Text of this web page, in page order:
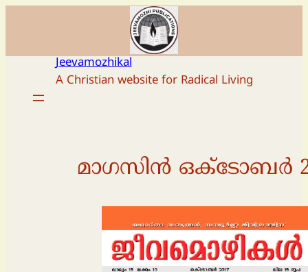
Jeevamozhikal
A Christian website for Radical Living
മാഗസിന്‍ ഒക്ടോബർ